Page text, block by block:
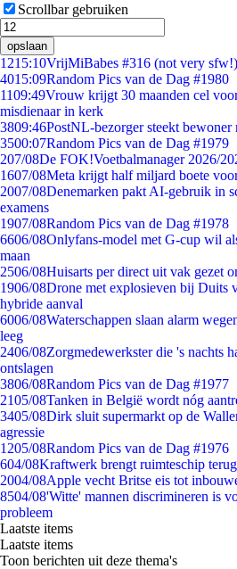
Scrollbar gebruiken
opslaan
1215:10VrijMiBabes #316 (not very sfw!)
4015:09Random Pics van de Dag #1980
1109:49Vrouw krijgt 30 maanden cel
misdienaar in kerk
3809:46PostNL-bezorger steekt bewoner
3500:07Random Pics van de Dag #1979
207/08De FOK!Voetbalmanager 2026/
1607/08Meta krijgt half miljard boete
2007/08Denemarken pakt AI-gebruik in
examens
1907/08Random Pics van de Dag #1978
6606/08Onlyfans-model met G-cup wil
maan
2506/08Huisarts per direct uit vak gezet
1906/08Drone met explosieven bij Duits
hybride aanval
6006/08Waterschappen slaan alarm
leeg
2406/08Zorgmedewerkster die 's nachts
ontslagen
3806/08Random Pics van de Dag #1977
2105/08Tanken in België wordt nóg
3405/08Dirk sluit supermarkt op de
agressie
1205/08Random Pics van de Dag #1976
604/08Kraftwerk brengt ruimteschip
2004/08Apple vecht Britse eis tot
8504/08'Witte' mannen discrimineren is
probleem
Laatste items
Laatste items
Toon berichten uit deze thema's